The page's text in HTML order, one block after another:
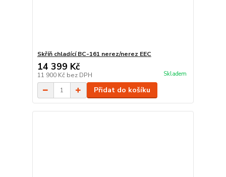
Skříň chladící BC-161 nerez/nerez EEC
14 399 Kč
11 900 Kč bez DPH Skladem
Přidat do košíku